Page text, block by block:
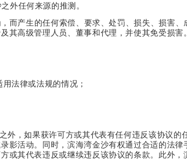
外任何来源的推测。
而产生的任何索偿、要求、处罚、损失、损害、
其高级管理人员、董事和代理，并使其免受损害
法律或法规的情况；
，如果获许可方或其代表有任何违反该协议的
影活动。同时，滨海湾金沙有权通过合适的法律
或其代表违反或继续违反该协议的条款。此外，